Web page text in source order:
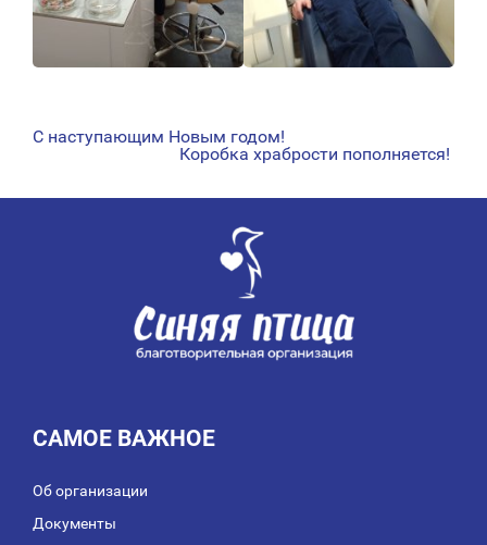
НАВИГАЦИЯ
С наступающим Новым годом!
Коробка храбрости пополняется!
САМОЕ ВАЖНОЕ
Об организации
Документы